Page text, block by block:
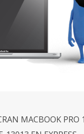
MACBOOK PRO